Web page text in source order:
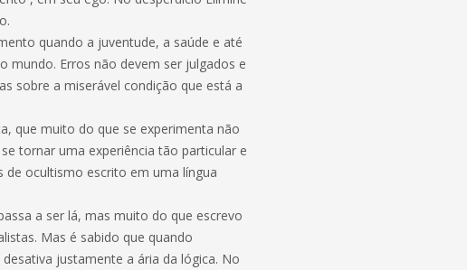
quando a juventude, a saúde e até
mundo. Erros não devem ser julgados e
sobre a miserável condição que está a
que muito do que se experimenta não
tornar uma experiência tão particular e
de ocultismo escrito em uma língua
a ser lá, mas muito do que escrevo
Mas é sabido que quando
justamente a ária da lógica. No